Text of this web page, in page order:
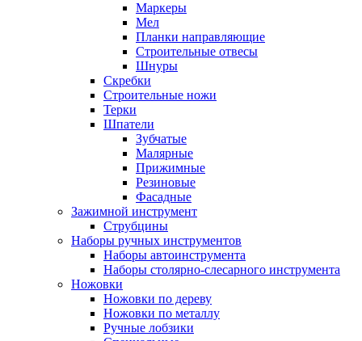
Маркеры
Мел
Планки направляющие
Строительные отвесы
Шнуры
Скребки
Строительные ножи
Терки
Шпатели
Зубчатые
Малярные
Прижимные
Резиновые
Фасадные
Зажимной инструмент
Струбцины
Наборы ручных инструментов
Наборы автоинструмента
Наборы столярно-слесарного инструмента
Ножовки
Ножовки по дереву
Ножовки по металлу
Ручные лобзики